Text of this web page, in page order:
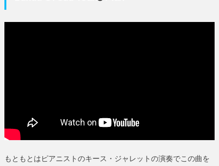
もともとはピアニストのキース・ジャレットの演奏でこの曲を